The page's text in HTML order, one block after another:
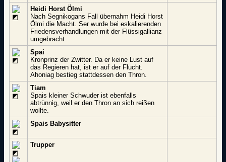
Heidi Horst Ölmi
Nach Segnikogans Fall übernahm Heidi Horst
Ölmi die Macht. Ser wurde bei eskalierenden
Friedensverhandlungen mit der Flüssigallianz
umgebracht.
Spai
Kronprinz der Zwitter. Da er keine Lust auf
das Regieren hat, ist er auf der Flucht.
Ahoniag bestieg stattdessen den Thron.
Tiam
Spais kleiner Schwuder ist ebenfalls
abtrünnig, weil er den Thron an sich reißen
wollte.
Spais Babysitter
Trupper